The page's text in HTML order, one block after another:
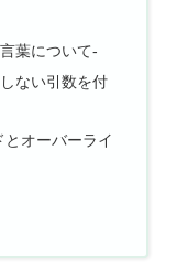
葉について-
ない引数を付
オーバーライ